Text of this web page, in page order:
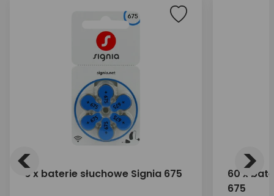
6 x baterie słuchowe Signia 675
60 x
675
< >